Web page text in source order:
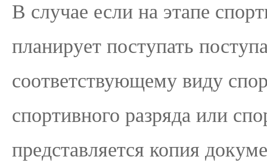
В случае если на этапе
планирует поступать
соответствующему виду
спортивного разряда или
представляется копия